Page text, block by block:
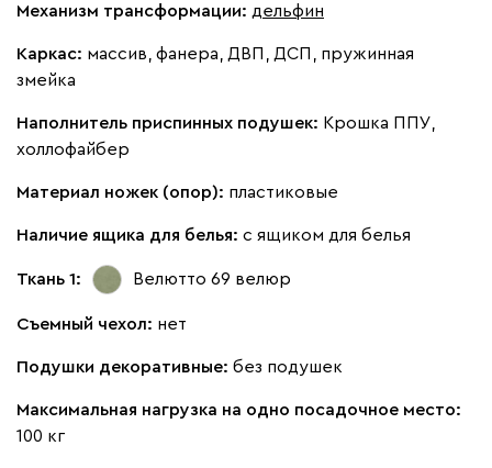
Механизм трансформации: дельфин
Каркас: массив, фанера, ДВП, ДСП, пружинная
змейка
Наполнитель приспинных подушек: Крошка ППУ,
холлофайбер
Материал ножек (опор): пластиковые
Наличие ящика для белья: с ящиком для белья
Ткань 1: Велютто 69 велюр
Съемный чехол: нет
Подушки декоративные: без подушек
Максимальная нагрузка на одно посадочное место:
100 кг